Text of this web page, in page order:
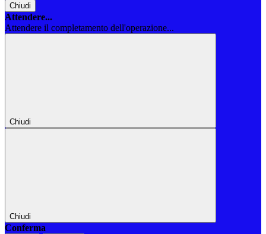
Chiudi
Attendere...
Attendere il completamento dell'operazione...
Chiudi
Chiudi
Conferma